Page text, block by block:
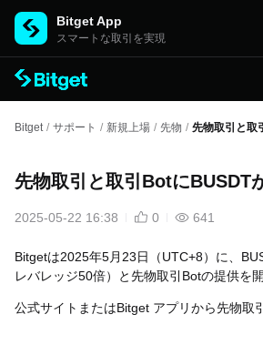
Bitget App
スマートな取引を実現
Bitget / サポート / 新規上場 / 先物 / 先物取引と取
先物取引と取引BotにBUSDT
2025-05-22 16:38 0 641
Bitgetは2025年5月23日（UTC+8）に、
レバレッジ50倍）と先物取引Botの提供を
公式サイトまたはBitget アプリから先物取